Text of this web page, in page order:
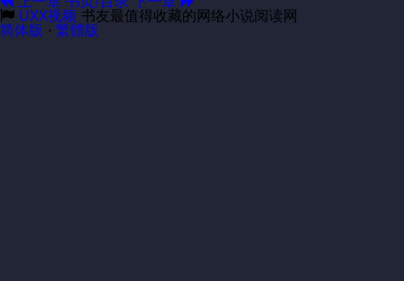
UXX视频 书友最值得收藏的网络小说阅读网
简体版 · 繁體版